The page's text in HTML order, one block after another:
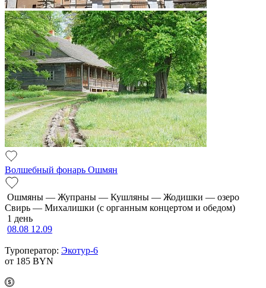
Волшебный фонарь Ошмян
Ошмяны — Жупраны — Кушляны — Жодишки — озеро
Свирь — Михалишки (с органным концертом и обедом)
1 день
08.08 12.09
Туроператор: Экотур-6
от 185 BYN